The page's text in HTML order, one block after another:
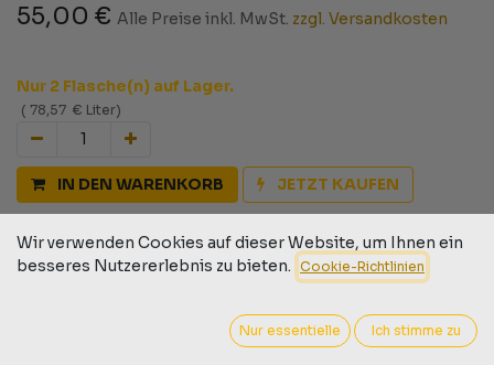
55,00 € Alle Preise inkl. MwSt. zzgl. Versandkosten
Nur 2 Flasche(n) auf Lager.
( 78,57 € Liter)
IN DEN WARENKORB JETZT KAUFEN
Geschäftsbedingungen
Versand: 2-3 Geschäftstage
Wir verwenden Cookies auf dieser Website, um Ihnen ein
besseres Nutzererlebnis zu bieten. Cookie-Richtlinien
Nur essentielle Ich stimme zu